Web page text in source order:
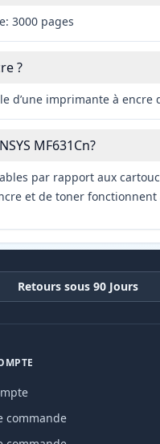
3000 pages
?
d’une imprimante à encre
MF631Cn?
par rapport aux
et de toner
Retours sous 90 Jours
commande